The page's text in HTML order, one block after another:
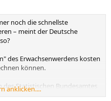
noch die schnellste
– meint der Deutsche
des Erwachsenwerdens kosten
können.
Statistischen Bundesamtes
so viel wie ein kleines
anklicken....